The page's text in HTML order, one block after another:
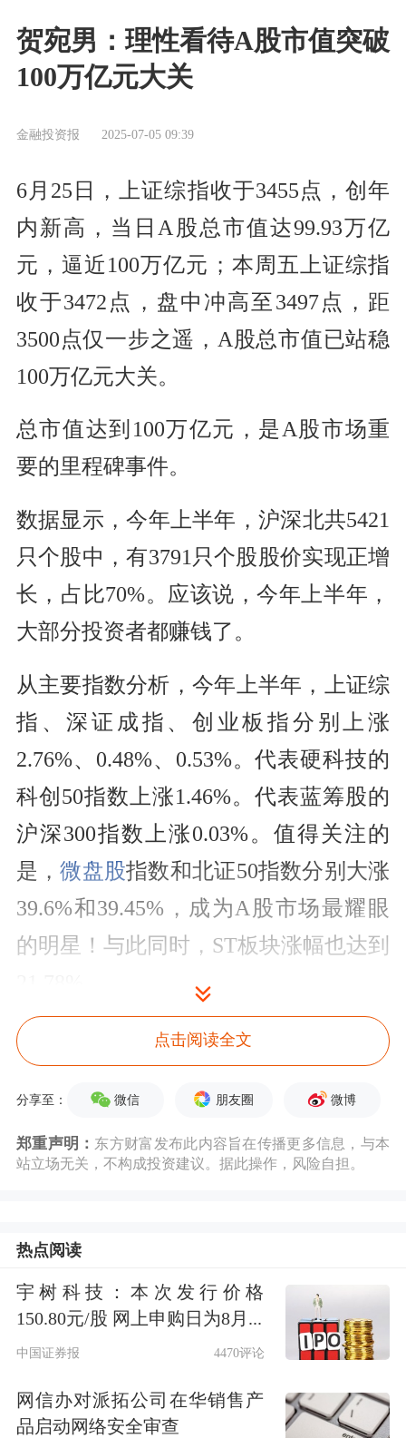
贺宛男：理性看待A股市值突破
100万亿元大关
金融投资报 2025-07-05 09:39
6月25日，上证综指收于3455点，创年
内新高，当日A股总市值达99.93万亿
元，逼近100万亿元；本周五上证综指
收于3472点，盘中冲高至3497点，距
3500点仅一步之遥，A股总市值已站稳
100万亿元大关。
总市值达到100万亿元，是A股市场重
要的里程碑事件。
数据显示，今年上半年，沪深北共5421
只个股中，有3791只个股股价实现正增
长，占比70%。应该说，今年上半年，
大部分投资者都赚钱了。
从主要指数分析，今年上半年，上证综
指、深证成指、创业板指分别上涨
2.76%、0.48%、0.53%。代表硬科技的
科创50指数上涨1.46%。代表蓝筹股的
沪深300指数上涨0.03%。值得关注的
是，微盘股指数和北证50指数分别大涨
39.6%和39.45%，成为A股市场最耀眼
的明星！与此同时，ST板块涨幅也达到
从去年底A股总市值93.72万亿元，到今
年的100万亿元，银行板块是最大的贡
献者。在增加的6.3万亿元市值中，银
行股就贡献了逾4万亿元。42只银行股
回顾历史，2021年2月18日，上证综指
约90万亿元；之后在“9·24”行情启动后
的2024年11月11日，上证综指达到3470
点，总市值飙升至98.24万亿元，刷新
历史最高纪录！
点击阅读全文
分享至： 微信 朋友圈 微博
郑重声明： 东方财富发布此内容旨在传播更多信息，与本
站立场无关，不构成投资建议。据此操作，风险自担。
热点阅读
宇树科技：本次发行价格
150.80元/股 网上申购日为8月...
中国证券报 4470评论
网信办对派拓公司在华销售产
品启动网络安全审查